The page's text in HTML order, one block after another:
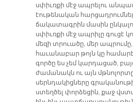
սփիւռքի մէջ ապրելու
էութենական
ճակատագրին մասին
սփիւռքի մէջ ապրիլը գուցէ
մեզի տրուածը, մեր ապրումը,
հաւանաբար թոյն կը
գործը ես չեմ կարդացած,
ժամանակն ու այն
սերնդակիցները
ստեղծել փորձեցին, քաջ